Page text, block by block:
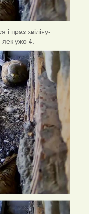
праз хвіліну-
ужо 4.